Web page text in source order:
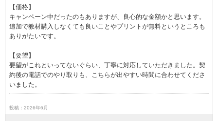
【価格】
キャンペーン中だったのもありますが、良心的な金額かと思います。
追加で教材購入しなくても良いことやプリントが無料というところも
ありがたいです。
【要望】
要望がこれといってないぐらい、丁寧に対応していただきました。契
約後の電話でのやり取りも、こちらが出やすい時間に合わせてくださ
いました。
投稿：2026年6月